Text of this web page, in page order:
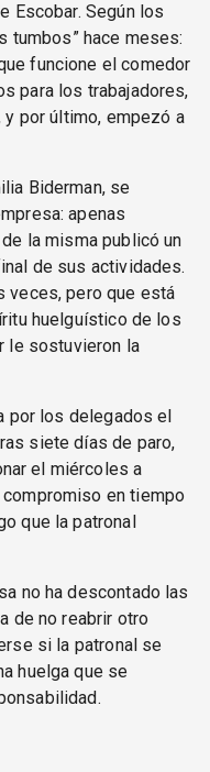
Escobar. Según los
tumbos” hace meses:
funcione el comedor
para los trabajadores,
por último, empezó a
Biderman, se
apenas
la misma publicó un
de sus actividades.
veces, pero que está
huelguístico de los
le sostuvieron la
por los delegados el
siete días de paro,
el miércoles a
en tiempo
que la patronal
no ha descontado las
de no reabrir otro
si la patronal se
huelga que se